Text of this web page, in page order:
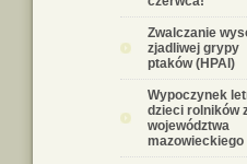
Zwalczanie
zjadliwej grypy
ptaków (HPAI)
Wypoczynek
dzieci rolników
województwa
mazowieckiego